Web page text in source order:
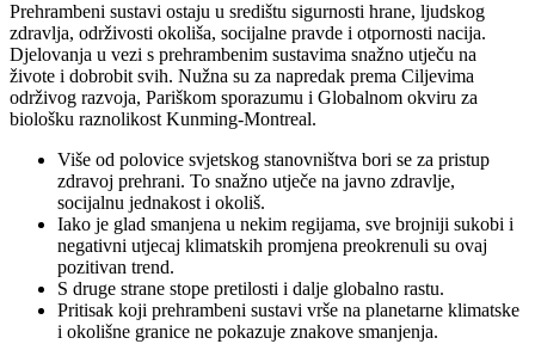
Prehrambeni sustavi ostaju u središtu sigurnosti hrane, ljudskog
zdravlja, održivosti okoliša, socijalne pravde i otpornosti nacija.
Djelovanja u vezi s prehrambenim sustavima snažno utječu na
živote i dobrobit svih. Nužna su za napredak prema Ciljevima
održivog razvoja, Pariškom sporazumu i Globalnom okviru za
biološku raznolikost Kunming-Montreal.
Više od polovice svjetskog stanovništva bori se za pristup
zdravoj prehrani. To snažno utječe na javno zdravlje,
socijalnu jednakost i okoliš.
Iako je glad smanjena u nekim regijama, sve brojniji sukobi i
negativni utjecaj klimatskih promjena preokrenuli su ovaj
pozitivan trend.
S druge strane stope pretilosti i dalje globalno rastu.
Pritisak koji prehrambeni sustavi vrše na planetarne klimatske
i okolišne granice ne pokazuje znakove smanjenja.